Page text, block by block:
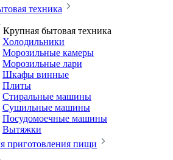
техника
Крупная бытовая техника
Холодильники
Морозильные камеры
Морозильные лари
Шкафы винные
Плиты
Стиральные машины
Сушильные машины
Посудомоечные машины
Вытяжки
приготовления пищи